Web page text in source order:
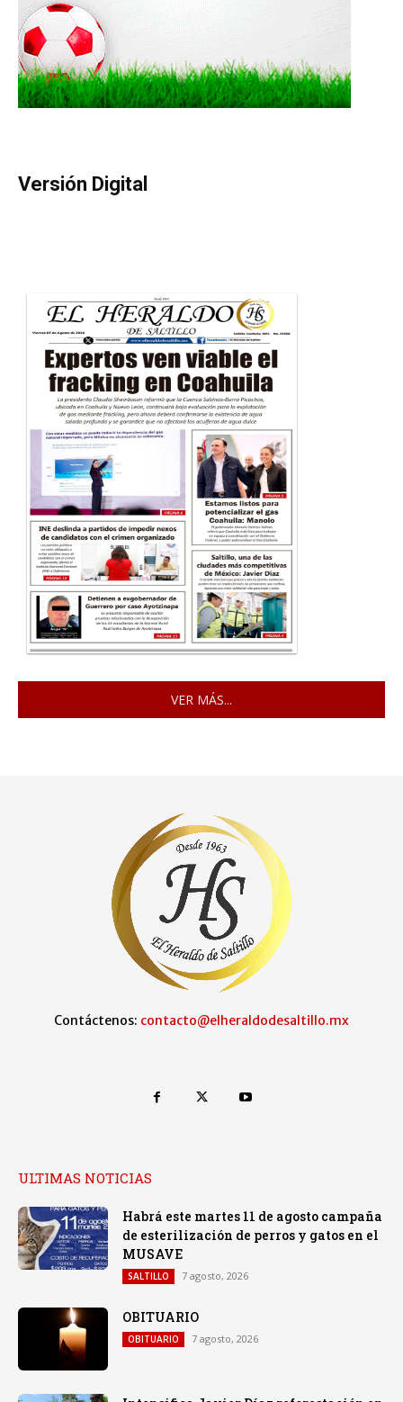
Versión Digital
VER MÁS...
Contáctenos: contacto@elheraldodesaltillo.mx
ULTIMAS NOTICIAS
Habrá este martes 11 de agosto campaña
de esterilización de perros y gatos en el
MUSAVE
SALTILLO 7 agosto, 2026
OBITUARIO
OBITUARIO 7 agosto, 2026